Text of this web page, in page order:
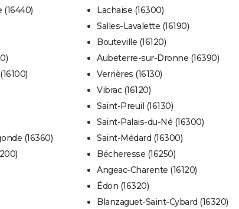
(16360)
Lachaise (16300)
Salles-Lavalette (16190)
Bouteville (16120)
Aubeterre-sur-Dronne (16390)
Verrières (16130)
Vibrac (16120)
Saint-Preuil (16130)
Saint-Palais-du-Né (16300)
Saint-Médard (16300)
Bécheresse (16250)
Angeac-Charente (16120)
Édon (16320)
Blanzaguet-Saint-Cybard (16320)